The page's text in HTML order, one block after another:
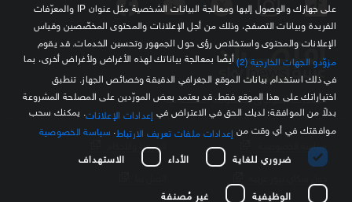
مصدرك الموثوق للمعلومة الاقتصادية
سياسة الخصوصية الشروط والأحكام
على جهازك والوصول إليها ومعالجة البيانات الشخصية مثل عنوان IP والمعرّفات
الفريدة وبيانات التصفح، وذلك من أجل الإعلانات والمحتوى المخصّصين وقياس
الإعلانات والمحتوى واستخلاص رؤى حول الجمهور وتحسين الخدمات. قد يقوم
مزوّدو الجهات الخارجية (2)
أيضًا بمعالجة بياناتك لهذه الأغراض ولأغراض أخرى، بما
في ذلك استخدام بيانات الموقع الجغرافي الدقيقة وخصائص الجهاز. تنطبق
اختياراتك على هذا الموقع فقط. قد يعتمد بعض المورّدين على المصلحة المشروعة
بدلاً من الموافقة؛ لديك الحق في الاعتراض في إعدادات الإعلانات . يمكنك سحب
موافقتك في أي وقت من إعدادات ملفات تعريف الارتباط سياسة الخصوصية
ضروري للغاية
الأداء الاستهداف
الوظيفية غير مُصنفة